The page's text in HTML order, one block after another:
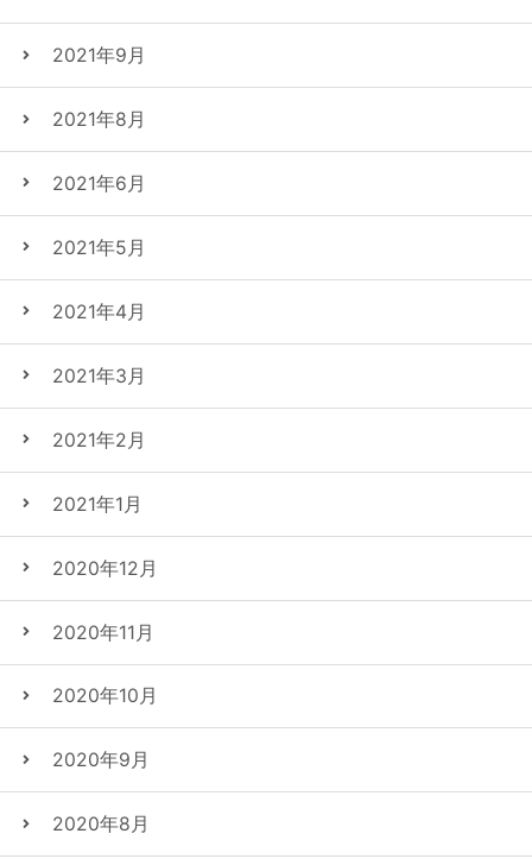
2021年9月
2021年8月
2021年6月
2021年5月
2021年4月
2021年3月
2021年2月
2021年1月
2020年12月
2020年11月
2020年10月
2020年9月
2020年8月